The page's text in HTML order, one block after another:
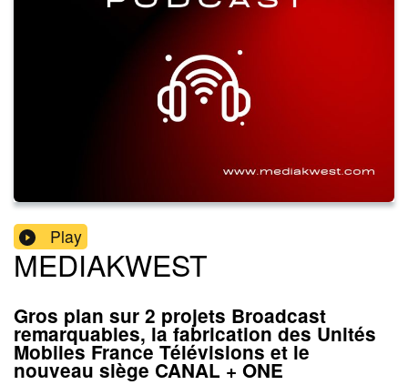
Play
MEDIAKWEST
Gros plan sur 2 projets Broadcast
remarquables, la fabrication des Unités
Mobiles France Télévisions et le
nouveau siège CANAL + ONE